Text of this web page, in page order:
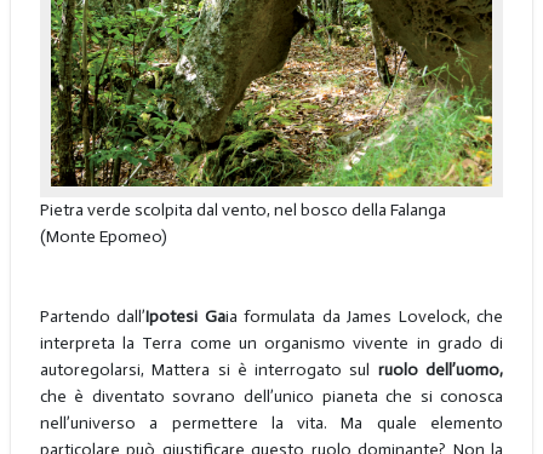
Pietra verde scolpita dal vento, nel bosco della Falanga
(Monte Epomeo)
Partendo dall’Ipotesi Gaia formulata da James Lovelock, che
interpreta la Terra come un organismo vivente in grado di
autoregolarsi, Mattera si è interrogato sul ruolo dell’uomo,
che è diventato sovrano dell’unico pianeta che si conosca
nell’universo a permettere la vita. Ma quale elemento
particolare può giustificare questo ruolo dominante? Non la